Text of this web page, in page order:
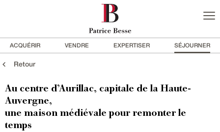
ACQUÉRIR VENDRE EXPERTISER SÉJOURNER
Retour
Au centre d’Aurillac, capitale de la Haute-
Auvergne,
une maison médiévale pour remonter le
temps